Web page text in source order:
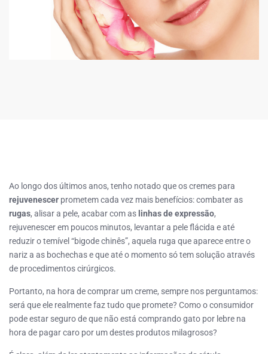
Ao longo dos últimos anos, tenho notado que os cremes para
rejuvenescer prometem cada vez mais benefícios: combater as
rugas, alisar a pele, acabar com as linhas de expressão,
rejuvenescer em poucos minutos, levantar a pele flácida e até
reduzir o temível “bigode chinês”, aquela ruga que aparece entre o
nariz a as bochechas e que até o momento só tem solução através
de procedimentos cirúrgicos.
Portanto, na hora de comprar um creme, sempre nos perguntamos:
será que ele realmente faz tudo que promete? Como o consumidor
pode estar seguro de que não está comprando gato por lebre na
hora de pagar caro por um destes produtos milagrosos?